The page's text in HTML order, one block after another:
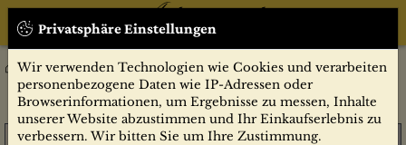
Privatsphäre Einstellungen
Wir verwenden Technologien wie Cookies und verarbeiten
personenbezogene Daten wie IP-Adressen oder
Browserinformationen, um Ergebnisse zu messen, Inhalte
unserer Website abzustimmen und Ihr Einkaufserlebnis zu
verbessern. Wir bitten Sie um Ihre Zustimmung.
Sachbücher
Das Leipziger Gewandhausorchester / Fritz Hennenberg